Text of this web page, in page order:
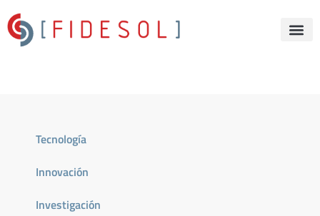
Tecnología
Innovación
Investigación